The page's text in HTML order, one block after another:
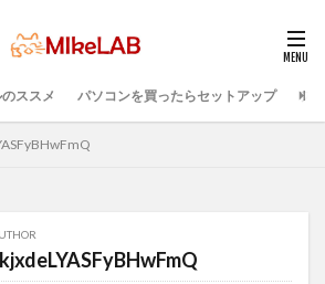
ススメ パソコンを買ったらセットアップ プ
ール どれがいい
PC準備
フト
Visual Studio Code